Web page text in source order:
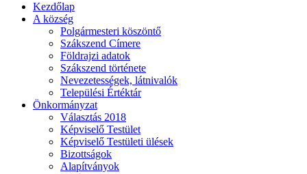
Kezdőlap
A község
Polgármesteri köszöntő
Szákszend Címere
Földrajzi adatok
Szákszend története
Nevezetességek, látnivalók
Települési Értéktár
Önkormányzat
Választás 2018
Képviselő Testület
Képviselő Testületi ülések
Bizottságok
Alapítványok